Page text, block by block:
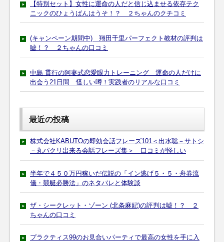
【特別セット】女性に運命の人だと信じ込ませる依存テク
ニックのひょうばんはうそ！？ ２ちゃんのクチコミ
(キャンペーン期間中) 翔田千里パーフェクト教材の評判は
嘘！？ ２ちゃんの口コミ
中島 貫行の阿妻式恋愛眼力トレーニング 運命の人だけに
出会う21日間 怪しい噂！実践者のリアルな口コミ
最近の投稿
株式会社KABUTOの即効会話フレーズ101＜出水聡－サトシ
－丸パクリ出来る会話フレーズ集＞ 口コミが怪しい
半年で４５０万円稼いだ伝説の「イン逃げ５・５・舟券流
儀・競艇必勝法」のネタバレと体験談
ザ・シークレット・ゾーン (北条麻妃)の評判は嘘！？ ２
ちゃんの口コミ
プラクティス99のお見合いパーティで最高の女性を手に入